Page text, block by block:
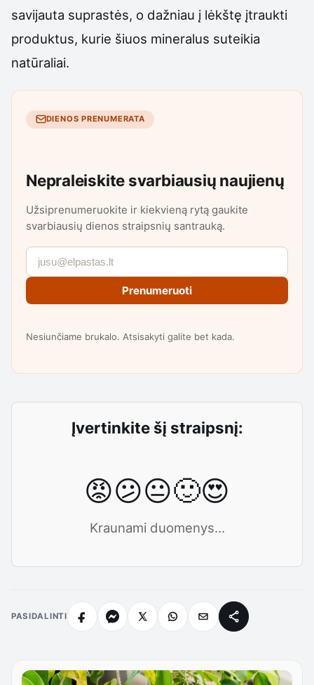
savijauta suprastės, o dažniau į lėkštę įtraukti
produktus, kurie šiuos mineralus suteikia
natūraliai.
DIENOS PRENUMERATA
Nepraleiskite svarbiausių naujienų
Užsiprenumeruokite ir kiekvieną rytą gaukite
svarbiausių dienos straipsnių santrauką.
Prenumeruoti
Nesiunčiame brukalo. Atsisakyti galite bet kada.
Įvertinkite šį straipsnį:
😡😕😐🙂😍
Kraunami duomenys...
PASIDALINTI